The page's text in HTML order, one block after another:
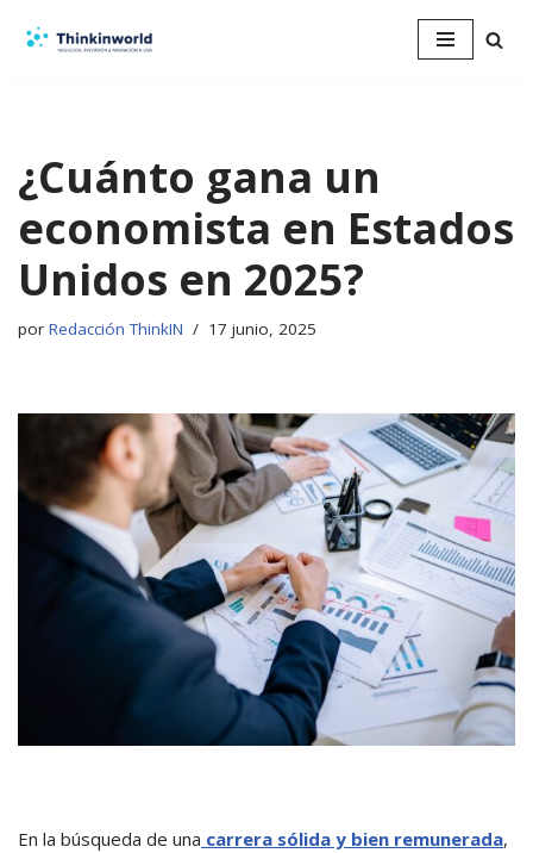
¿Cuánto gana un
economista en Estados
Unidos en 2025?
por Redacción ThinkIN 17 junio, 2025
En la búsqueda de una carrera sólida y bien remunerada,